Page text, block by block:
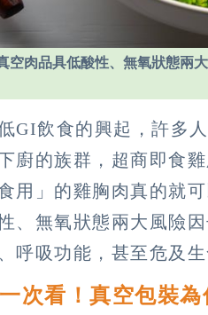
空肉品具低酸性、無氧狀態兩
GI飲食的興起，許多
廚的族群，超商即食
用」的雞胸肉真的就
、無氧狀態兩大風險
呼吸功能，甚至危及
次看！真空包裝為